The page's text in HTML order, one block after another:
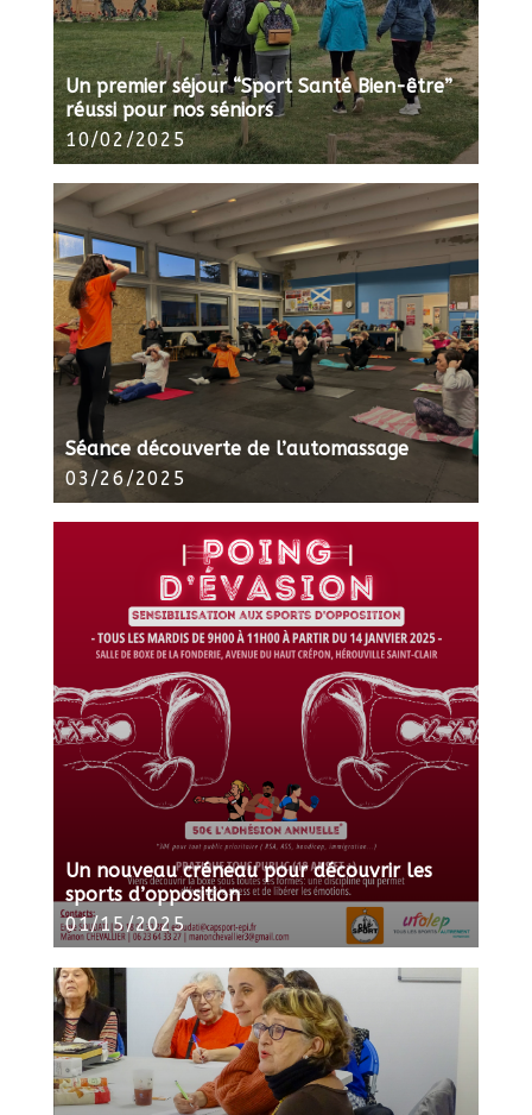
Un premier séjour “Sport Santé Bien-être”
réussi pour nos séniors
10/02/2025
Séance découverte de l’automassage
03/26/2025
Un nouveau créneau pour découvrir les
sports d’opposition
01/15/2025